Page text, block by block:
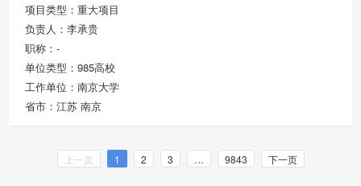
项目类型：重大项目
负责人：李承贵
职称：-
单位类型：985高校
工作单位：南京大学
省市：江苏 南京
上一页 1 2 3 … 9843 下一页